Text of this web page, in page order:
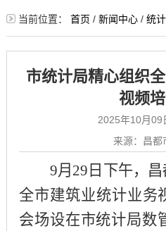
当前位置： 首页 / 新闻中心/ 统
市统计局精心组织
视频
2025年10月09
来源：昌都
9月29日 下午，昌
全市建筑业统计业务
会场设在市统计局数